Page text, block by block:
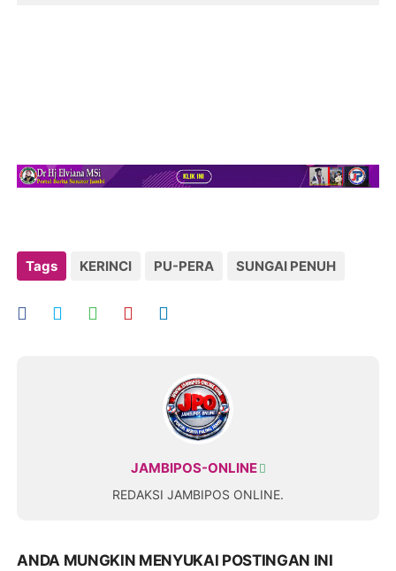
Tags KERINCI PU-PERA SUNGAI PENUH
JAMBIPOS-ONLINE
REDAKSI JAMBIPOS ONLINE.
ANDA MUNGKIN MENYUKAI POSTINGAN INI